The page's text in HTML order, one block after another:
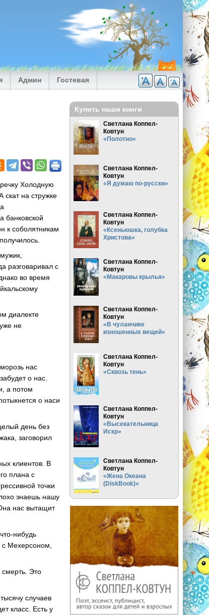
Админ Гостевая
Холодную
на стружке
банковской
к соболятникам
разговаривал с
во время
диалекте
не
нас
о нас.
а потом
о наси
день без
заговорил
клиентов. В
плана с
точки
знаешь нашу
нас вытащит
нибудь
с Мехерсоном,
Это
случаев
класс. Есть у
Купить наши книги
Светлана Коппел-
Ковтун
«Полотно»
Светлана Коппел-
Ковтун
«Я думаю по-русски»
Светлана Коппел-
Ковтун
«Ксеньюшка, голубка
Христова»
Светлана Коппел-
Ковтун
«Макаровы крылья»
Светлана Коппел-
Ковтун
«В чуланчике
изношенных вещей»
Светлана Коппел-
Ковтун
«Сквозь тень»
Светлана Коппел-
Ковтун
«Высекательница
Искр»
Светлана Коппел-
Ковтун
«Жена Океана
(DiskBook)»